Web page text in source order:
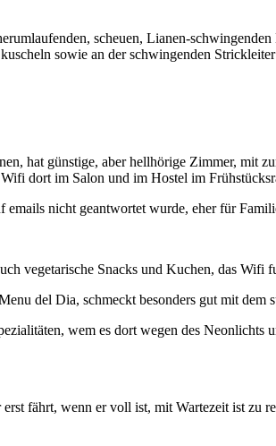
scheuen, Lianen-
sowie an der schwingenden
hat günstige, aber hellhörige Zimmer, mit
dort im Salon und im Hostel im
nicht geantwortet wurde, eher für
vegetarische Snacks und Kuchen, das Wifi
del Dia, schmeckt besonders gut mit
wem es dort wegen des
fährt, wenn er voll ist, mit Wartezeit ist zu